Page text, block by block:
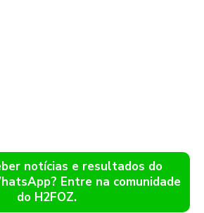
notícias e resultados do
Entre na comunidade
do H2FOZ.